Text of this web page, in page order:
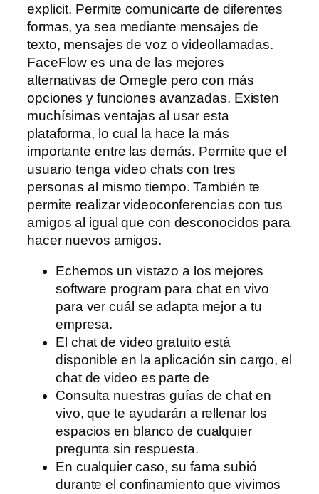
explicit. Permite comunicarte de diferentes
formas, ya sea mediante mensajes de
texto, mensajes de voz o videollamadas.
FaceFlow es una de las mejores
alternativas de Omegle pero con más
opciones y funciones avanzadas. Existen
muchísimas ventajas al usar esta
plataforma, lo cual la hace la más
importante entre las demás. Permite que el
usuario tenga video chats con tres
personas al mismo tiempo. También te
permite realizar videoconferencias con tus
amigos al igual que con desconocidos para
hacer nuevos amigos.
Echemos un vistazo a los mejores
software program para chat en vivo
para ver cuál se adapta mejor a tu
empresa.
El chat de video gratuito está
disponible en la aplicación sin cargo, el
chat de video es parte de
Consulta nuestras guías de chat en
vivo, que te ayudarán a rellenar los
espacios en blanco de cualquier
pregunta sin respuesta.
En cualquier caso, su fama subió
durante el confinamiento que vivimos